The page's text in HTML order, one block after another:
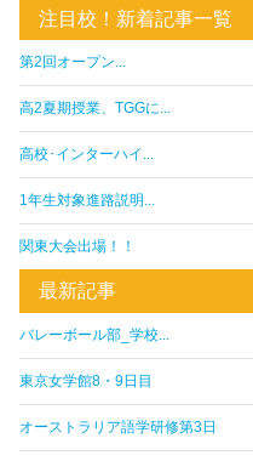
注目校！新着記事一覧
第2回オープン...
高2夏期授業、TGGに...
高校･インターハイ...
1年生対象進路説明...
関東大会出場！！
最新記事
バレーボール部_学校...
東京女学館8・9日目
オーストラリア語学研修第3日